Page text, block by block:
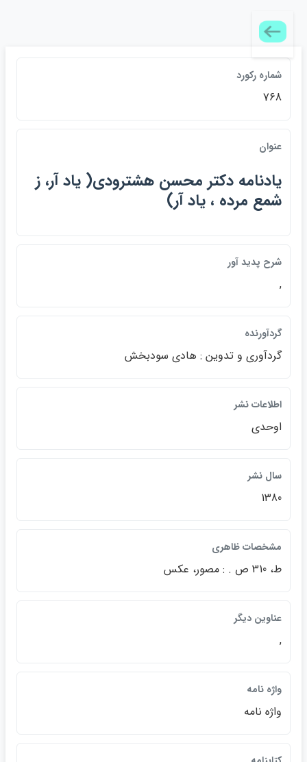
شماره رکورد
768
عنوان
يادنامه دكتر محسن هشترودي( ياد آر، ز
شمع مرده ، ياد آر)
شرح پديد آور
,
گردآورنده
گردآوري و تدوين : هادي سودبخش
اطلاعات نشر
اوحدي
سال نشر
1380
مشخصات ظاهري
ط، 310 ص . : مصور، عكس
عناوين ديگر
,
واژه نامه
واژه نامه